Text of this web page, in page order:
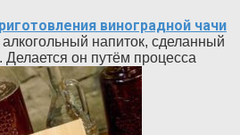
виноградной чачи
напиток, сделанный
он путём процесса